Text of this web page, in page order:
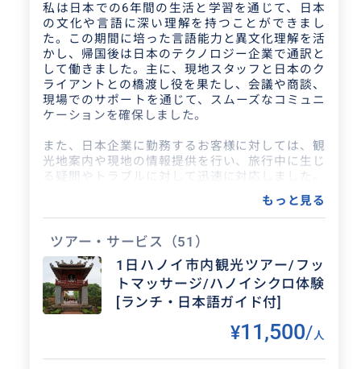
私は日本での6年間の生活と学習を通じて、日本
の文化や言語に深い理解を持つことができまし
た。この期間に培った言語能力と異文化理解を活
かし、帰国後は日本のテクノロジー企業で通訳と
して働きました。主に、現地スタッフと日本のク
ライアントとの橋渡し役を果たし、会議や商談、
現場でのサポートを通じて、スムーズなコミュニ
ケーションを確保しました。
また、日本企業に勤務するお客様に対しては、観
光地案内や現地の情報提供を行い、旅行中に生じ
る疑問やトラブルに対して迅速に対応しました。
お客様のニーズを的確に把握し、最適な解決策を
その後、ベトナムの旅行会社でチームリーダーと
しての役割を担いました。私の担当は、日本から
のお客様に向けて、旅行の手配や観光ガイドサー
ビスを提供することでした。航空券の手配、入国
手続き、ホテル予約、観光地案内などの業務を一
手に引き受け、効率的で快適な旅行体験を提供し
ました。インターネットや電話を活用して、迅速
かつ確実な情報提供と手配を行い、さまざまな要
望に応えることが求められました。
もっと見る
ツアー・サービス
（51）
1日ハノイ市内観光ツアー/フッ
トマッサージ/ハノイシクロ体験
[ランチ・日本語ガイド付]
¥11,500/人